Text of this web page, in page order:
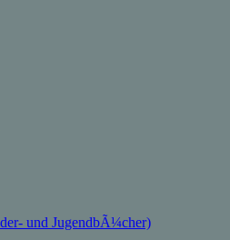
und JugendbÃ¼cher)